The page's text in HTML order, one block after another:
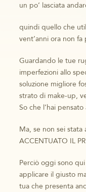
un po’ lasciata
quindi quello che
vent’anni ora non fa
Guardando le tue
imperfezioni allo
soluzione migliore
strato di make-up,
So che l’hai
Ma, se non sei stata
ACCENTUATO IL
Perciò oggi sono
applicare il giusto
tua che presenta